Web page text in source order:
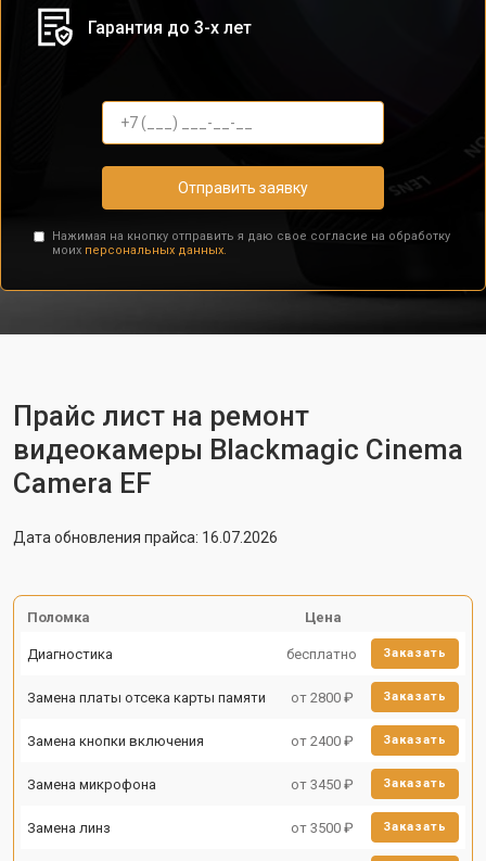
Гарантия до 3-х лет
Отправить заявку
Нажимая на кнопку отправить я даю свое согласие на обработку
моих персональных данных.
Прайс лист на ремонт
видеокамеры Blackmagic Cinema
Camera EF
Дата обновления прайса: 16.07.2026
Поломка Цена
Диагностика бесплатно Заказать
Замена платы отсека карты памяти от 2800 ₽ Заказать
Замена кнопки включения от 2400 ₽ Заказать
Замена микрофона от 3450 ₽ Заказать
Замена линз от 3500 ₽ Заказать